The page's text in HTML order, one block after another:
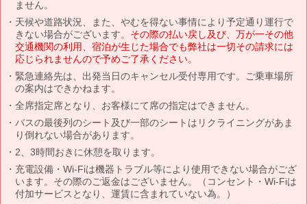
ません。
天候や道路状況、また、やむを得ない事情により予定通り運行で
きない場合がございます。 その際の払い戻し及び、万が一その他
交通機関の利用、宿泊が生じた場合でも弊社は一切その請求には
応じられませんので予めご了承ください。
緊急連絡先は、出発当日のキャンセル受付専用です。ご乗車場所
の案内はできかねます。
全席指定席となり、お客様にて席の指定はできません。
バスの最後列のシート及び一部のシートはリクライニングがあま
り倒れない場合があります。
2、3時間おきに休憩を取ります。
充電設備・Wi-Fiは機器トラブル等により使用できない場合がござ
います。その際のご返金はございません。（コンセント・Wi-Fiは
付加サービスとなり、運賃に含まれていない為。）